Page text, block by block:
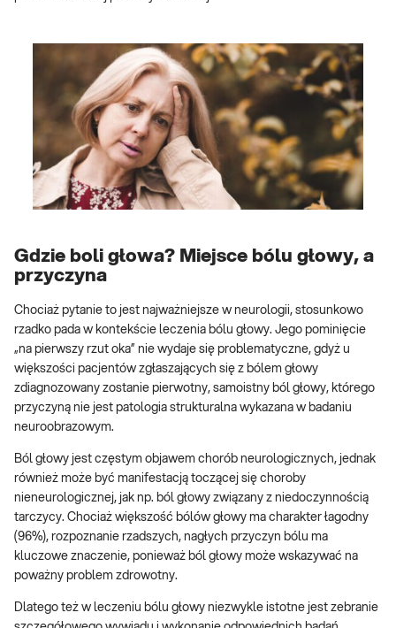
Gdzie boli głowa? Miejsce bólu głowy, a
przyczyna
Chociaż pytanie to jest najważniejsze w neurologii, stosunkowo
rzadko pada w kontekście leczenia bólu głowy. Jego pominięcie
„na pierwszy rzut oka” nie wydaje się problematyczne, gdyż u
większości pacjentów zgłaszających się z bólem głowy
zdiagnozowany zostanie pierwotny, samoistny ból głowy, którego
przyczyną nie jest patologia strukturalna wykazana w badaniu
neuroobrazowym.
Ból głowy jest częstym objawem chorób neurologicznych, jednak
również może być manifestacją toczącej się choroby
nieneurologicznej, jak np. ból głowy związany z niedoczynnością
tarczycy. Chociaż większość bólów głowy ma charakter łagodny
(96%), rozpoznanie rzadszych, nagłych przyczyn bólu ma
kluczowe znaczenie, ponieważ ból głowy może wskazywać na
poważny problem zdrowotny.
Dlatego też w leczeniu bólu głowy niezwykle istotne jest zebranie